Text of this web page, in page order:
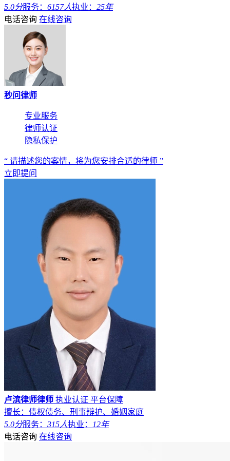
5.0分服务： 6157人执业： 25年
电话咨询 在线咨询
秒问律师
专业服务
律师认证
隐私保护
“ 请描述您的案情，将为您安排合适的律师 ”
立即提问
卢滨律师律师 执业认证 平台保障
擅长：债权债务、刑事辩护、婚姻家庭
5.0分服务： 315人执业： 12年
电话咨询 在线咨询